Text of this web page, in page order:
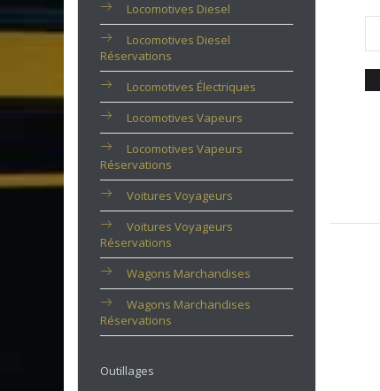
Locomotives Diesel
Locomotives Diesel
Réservations
Locomotives Électriques
Locomotives Vapeurs
Locomotives Vapeurs
Réservations
Voitures Voyageurs
Voitures Voyageurs
Réservations
Wagons Marchandises
Wagons Marchandises
Réservations
Outillages